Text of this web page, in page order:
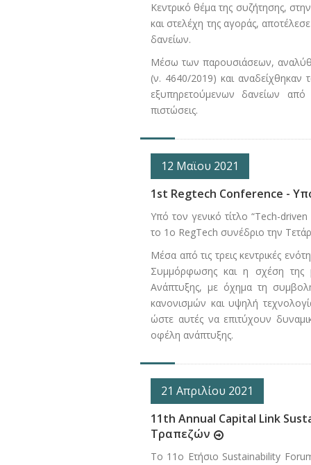
Κεντρικό θέμα της συζήτησης,
και στελέχη της αγοράς,
δανείων.
Μέσω των παρουσιάσεων,
(ν. 4640/2019) και αναδείχθηκαν
εξυπηρετούμενων δανείων από
πιστώσεις.
12 Μαϊου 2021
1st Regtech Conference -
Υπό τον γενικό τίτλο “Tech-
το 1ο RegTech συνέδριο την
Μέσα από τις τρεις κεντρικές
Συμμόρφωσης και η σχέση της
Ανάπτυξης, με όχημα τη
κανονισμών και υψηλή
ώστε αυτές να επιτύχουν
οφέλη ανάπτυξης.
21 Απριλίου 2021
11th Annual Capital Link
Τραπεζών
Το 11ο Ετήσιο Sustainability